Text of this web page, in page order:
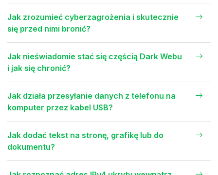
Jak zrozumieć cyberzagrożenia i skutecznie
się przed nimi bronić?
Jak nieświadomie stać się częścią Dark Webu
i jak się chronić?
Jak działa przesyłanie danych z telefonu na
komputer przez kabel USB?
Jak dodać tekst na stronę, grafikę lub do
dokumentu?